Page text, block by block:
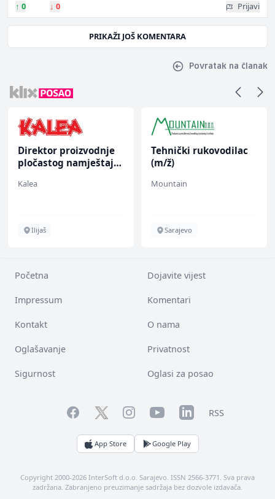
↑ 0 ↓ 0 Prijavi
PRIKAŽI JOŠ KOMENTARA
Povratak na članak
Direktor proizvodnje
pločastog namještaja
Kalea
Ilijaš
Tehnički rukovodilac
(m/ž)
Mountain
Sarajevo
Početna Dojavite vijest
Impressum Komentari
Kontakt O nama
Oglašavanje Privatnost
Sigurnost Oglasi za posao
FacebookTwitterInstagramYouTubeLinkedInRSS
App Store Google Play
Copyright 2000-2026 InterSoft d.o.o. Sarajevo. ISSN 2566-3771. Sva prava
zadržana. Zabranjeno preuzimanje sadržaja bez dozvole izdavača.